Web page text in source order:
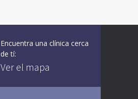
Encuentra una clínica cerca
de tí:
Ver el mapa